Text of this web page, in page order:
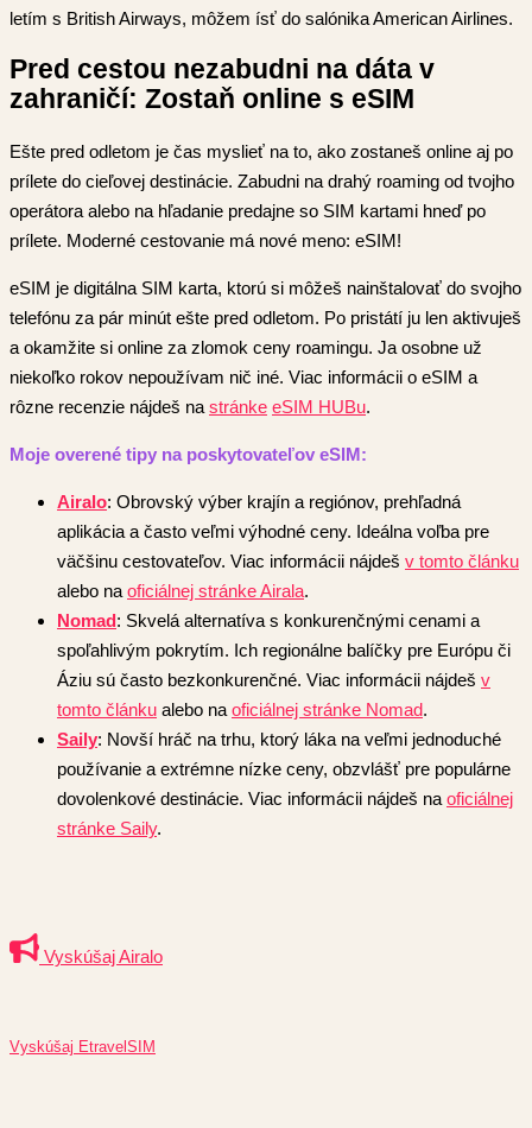
letím s British Airways, môžem ísť do salónika American Airlines.
Pred cestou nezabudni na dáta v
zahraničí: Zostaň online s eSIM
Ešte pred odletom je čas myslieť na to, ako zostaneš online aj po
prílete do cieľovej destinácie. Zabudni na drahý roaming od tvojho
operátora alebo na hľadanie predajne so SIM kartami hneď po
prílete. Moderné cestovanie má nové meno: eSIM!
eSIM je digitálna SIM karta, ktorú si môžeš nainštalovať do svojho
telefónu za pár minút ešte pred odletom. Po pristátí ju len aktivuješ
a okamžite si online za zlomok ceny roamingu. Ja osobne už
niekoľko rokov nepoužívam nič iné. Viac informácii o eSIM a
rôzne recenzie nájdeš na stránke eSIM HUBu.
Moje overené tipy na poskytovateľov eSIM:
Airalo: Obrovský výber krajín a regiónov, prehľadná
aplikácia a často veľmi výhodné ceny. Ideálna voľba pre
väčšinu cestovateľov. Viac informácii nájdeš v tomto článku
alebo na oficiálnej stránke Airala.
Nomad: Skvelá alternatíva s konkurenčnými cenami a
spoľahlivým pokrytím. Ich regionálne balíčky pre Európu či
Áziu sú často bezkonkurenčné. Viac informácii nájdeš v
tomto článku alebo na oficiálnej stránke Nomad.
Saily: Novší hráč na trhu, ktorý láka na veľmi jednoduché
používanie a extrémne nízke ceny, obzvlášť pre populárne
dovolenkové destinácie. Viac informácii nájdeš na oficiálnej
stránke Saily.
Vyskúšaj Airalo
Vyskúšaj EtravelSIM